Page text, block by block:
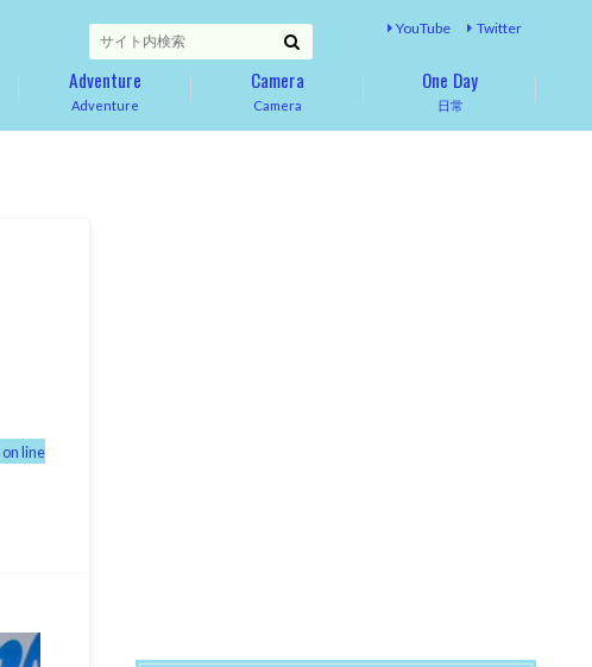
YouTube Twitter
Adventure
Adventure
Camera
Camera
日常
One Day
on line